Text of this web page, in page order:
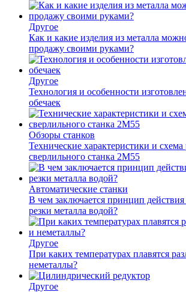
Другое
Как и какие изделия из металла
продажу своими руками?
Другое
Технология и особенности
обечаек
Обзоры станков
Технические характеристики и схема
сверлильного станка 2М55
Автоматические станки
В чем заключается принцип
резки металла водой?
Другое
При каких температурах плавятся
неметаллы?
Другое